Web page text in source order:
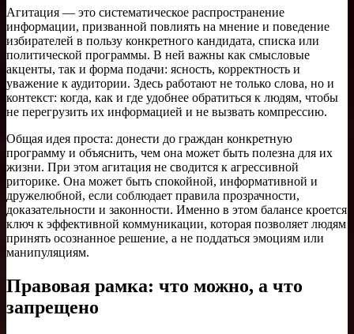
Агитация — это систематическое распространение
информации, призванной повлиять на мнение и поведение
избирателей в пользу конкретного кандидата, списка или
политической программы. В ней важны как смысловые
акценты, так и форма подачи: ясность, корректность и
уважение к аудитории. Здесь работают не только слова, но и
контекст: когда, как и где удобнее обратиться к людям, чтобы
не перегрузить их информацией и не вызвать компрессию.
Общая идея проста: донести до граждан конкретную
программу и объяснить, чем она может быть полезна для их
жизни. При этом агитация не сводится к агрессивной
риторике. Она может быть спокойной, информативной и
дружелюбной, если соблюдает правила прозрачности,
доказательности и законности. Именно в этом балансе кроется
ключ к эффективной коммуникации, которая позволяет людям
принять осознанное решение, а не поддаться эмоциям или
манипуляциям.
Правовая рамка: что можно, а что
запрещено